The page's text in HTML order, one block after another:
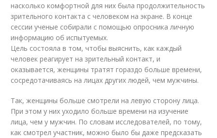
насколько комфортной для них была продолжительность
зрительного контакта с человеком на экране. В конце
сессии ученые собирали с помощью опросника личную
информацию об испытуемых.
Цель состояла в том, чтобы выяснить, как каждый
человек реагирует на зрительный контакт, и
оказывается, женщины тратят гораздо больше времени,
сосредотачиваясь на лицах других людей, чем мужчины.
Так, женщины больше смотрели на левую сторону лица.
При этом у них уходило больше времени на изучение
лица, чем у мужчин. По словам исследователей, по тому,
как смотрел участник, можно было бы даже предсказать